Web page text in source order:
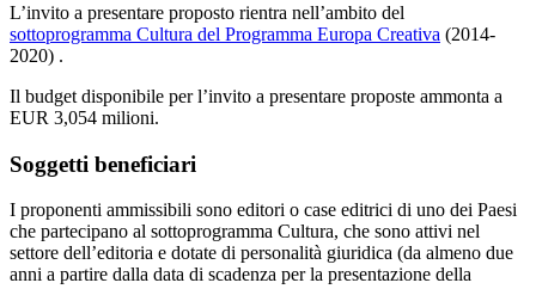
L’invito a presentare proposto rientra nell’ambito del
sottoprogramma Cultura del Programma Europa Creativa (2014-
2020) .
Il budget disponibile per l’invito a presentare proposte ammonta a
EUR 3,054 milioni.
Soggetti beneficiari
I proponenti ammissibili sono editori o case editrici di uno dei Paesi
che partecipano al sottoprogramma Cultura, che sono attivi nel
settore dell’editoria e dotate di personalità giuridica (da almeno due
anni a partire dalla data di scadenza per la presentazione della